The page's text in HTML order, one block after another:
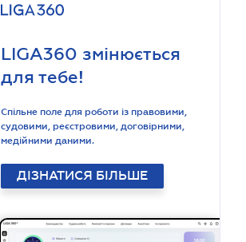
LIGA360 змінюється
для тебе!
Спільне поле для роботи із правовими,
судовими, реєстровими, договірними,
медійними даними.
ДІЗНАТИСЯ БІЛЬШЕ